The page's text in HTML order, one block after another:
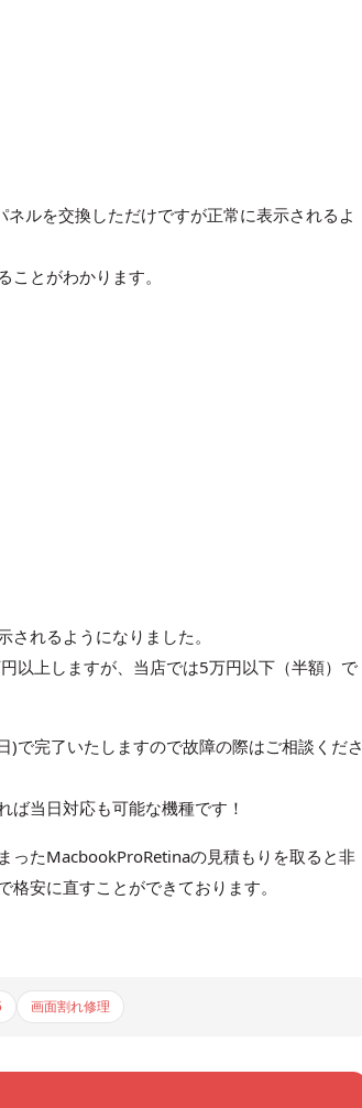
ルを交換しただけですが正常に表示されるよ
とがわかります。
れるようになりました。
以上しますが、当店では5万円以下（半額）で
で完了いたしますので故障の際はご相談くださ
ば当日対応も可能な機種です！
ったMacbookProRetinaの見積もりを取ると非
安に直すことができております。
画面割れ修理